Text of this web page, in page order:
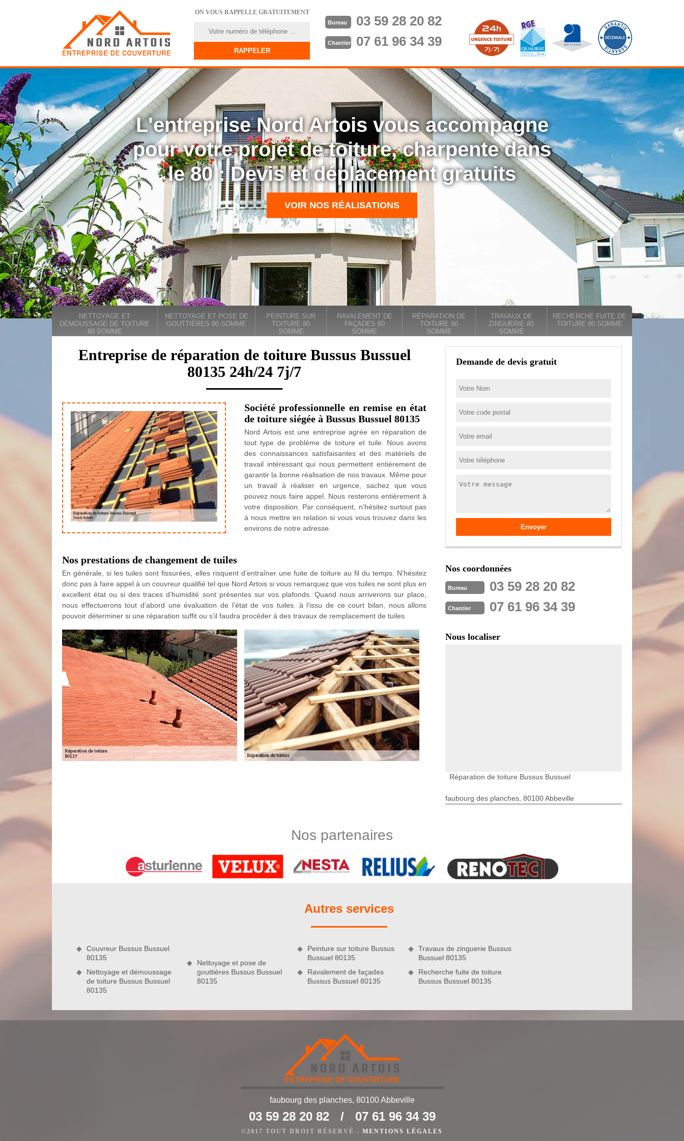
ON VOUS RAPPELLE GRATUITEMENT
Bureau 03 59 28 20 82
Chantier 07 61 96 34 39
L'entreprise Nord Artois vous accompagne
pour votre projet de toiture, charpente dans
le 80 : Devis et déplacement gratuits
VOIR NOS RÉALISATIONS
NETTOYAGE ET
DÉMOUSSAGE DE TOITURE
80 SOMME
NETTOYAGE ET POSE DE
GOUTTIÈRES 80 SOMME
PEINTURE SUR
TOITURE 80
SOMME
RAVALEMENT DE
FAÇADES 80
SOMME
RÉPARATION DE
TOITURE 80
SOMME
TRAVAUX DE
ZINGUERIE 80
SOMME
RECHERCHE FUITE DE
TOITURE 80 SOMME
Entreprise de réparation de toiture Bussus Bussuel
80135 24h/24 7j/7
Société professionnelle en remise en état
de toiture siégée à Bussus Bussuel 80135
Nord Artois est une entreprise agrée en réparation de
tout type de problème de toiture et tuile. Nous avons
des connaissances satisfaisantes et des matériels de
travail intéressant qui nous permettent entièrement de
garantir la bonne réalisation de nos travaux. Même pour
un travail à réaliser en urgence, sachez que vous
pouvez nous faire appel. Nous resterons entièrement à
votre disposition. Par conséquent, n’hésitez surtout pas
à nous mettre en relation si vous vous trouvez dans les
environs de notre adresse.
Nos prestations de changement de tuiles
En générale, si les tuiles sont fissurées, elles risquent d’entraîner une fuite de toiture au fil du temps. N’hésitez
donc pas à faire appel à un couvreur qualifié tel que Nord Artois si vous remarquez que vos tuiles ne sont plus en
excellent état ou si des traces d’humidité sont présentes sur vos plafonds. Quand nous arriverons sur place,
nous effectuerons tout d’abord une évaluation de l’état de vos tuiles. à l’issu de ce court bilan, nous allons
pouvoir déterminer si une réparation suffit ou s’il faudra procéder à des travaux de remplacement de tuiles.
toit et la rénovation de toiture. Nous nous engageons à nous mettre à votre écoute, à donner des conseils au
Nous pouvons assurer la réparation des faîtages à Bussus Bussuel
Savez-vous ce qu’est un faîtage ? C’est l’élément de votre toiture qui sert à fixer les deux pans. Vous l’aurez
besoins de réparation de faîtage à Bussus Bussuel et ses environs. Pour y parvenir, nous pouvons mettre en
Confiez la réparation de votre toiture au couvreur Nord Artois
Il est conseillé de faire rapidement appel à un couvreur professionnel tel que Nord Artois dès que vous
d’attendre et faire exploser votre budget pour des gros travaux de réfection de toit. Sachez que notre
établissement est en mesure de résoudre tous problèmes de fuite de toiture, d’infiltration d’eau, de mauvaise
Demande de devis gratuit
Nos coordonnées
Bureau 03 59 28 20 82
Chantier 07 61 96 34 39
Nous localiser
Réparation de toiture Bussus Bussuel
faubourg des planches, 80100 Abbeville
Nos partenaires
Autres services
Couvreur Bussus Bussuel
80135
Nettoyage et démoussage
de toiture Bussus Bussuel
Nettoyage et pose de
gouttières Bussus Bussuel
80135
Peinture sur toiture Bussus
Bussuel 80135
Ravalement de façades
Bussus Bussuel 80135
Travaux de zinguerie Bussus
Bussuel 80135
Recherche fuite de toiture
Bussus Bussuel 80135
faubourg des planches, 80100 Abbeville
03 59 28 20 82 / 07 61 96 34 39
©2017 TOUT DROIT RÉSERVÉ - MENTIONS LÉGALES